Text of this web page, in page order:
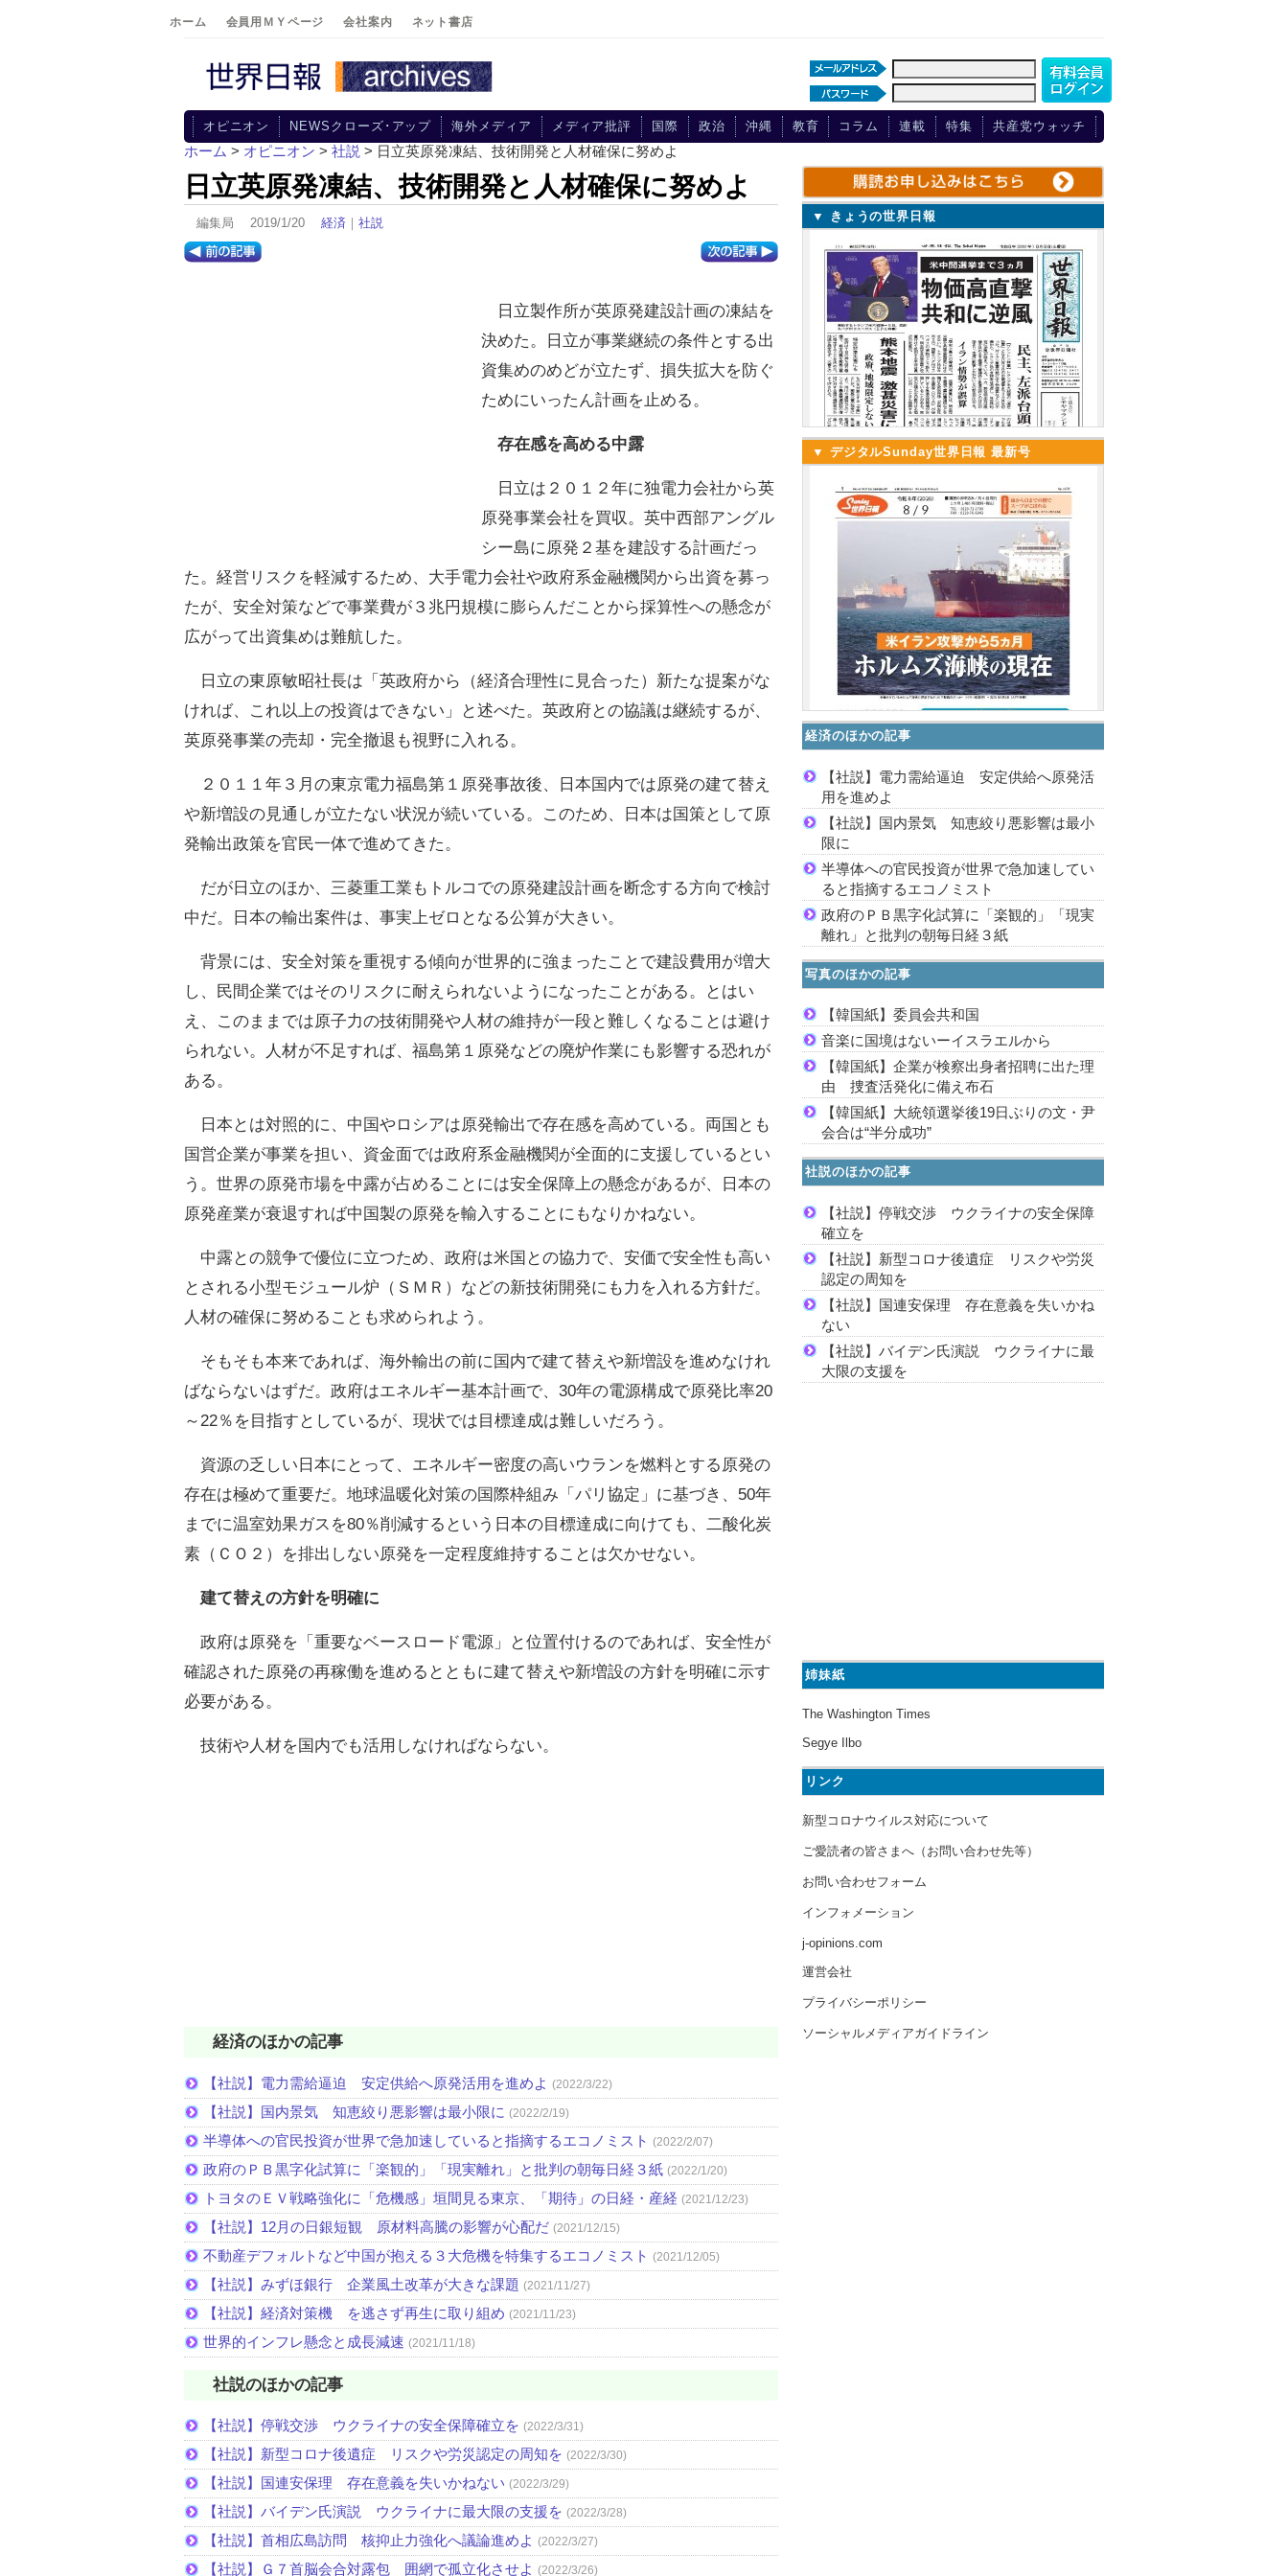
ホーム 会員用ＭＹページ 会社案内 ネット書店
オピニオン NEWSクローズ･アップ 海外メディア メディア批評 国際 政治 沖縄 教育 コラム 連載 特集 共産党ウォッチ
ホーム > オピニオン > 社説 > 日立英原発凍結、技術開発と人材確保に努めよ
日立英原発凍結、技術開発と人材確保に努めよ
編集局 2019/1/20 経済 ｜ 社説
日立製作所が英原発建設計画の凍結を
決めた。日立が事業継続の条件とする出
資集めのめどが立たず、損失拡大を防ぐ
ためにいったん計画を止める。
存在感を高める中露
日立は２０１２年に独電力会社から英
原発事業会社を買収。英中西部アングル
シー島に原発２基を建設する計画だっ
た。経営リスクを軽減するため、大手電力会社や政府系金融機関から出資を募っ
たが、安全対策などで事業費が３兆円規模に膨らんだことから採算性への懸念が
広がって出資集めは難航した。
日立の東原敏昭社長は「英政府から（経済合理性に見合った）新たな提案がな
ければ、これ以上の投資はできない」と述べた。英政府との協議は継続するが、
英原発事業の売却・完全撤退も視野に入れる。
２０１１年３月の東京電力福島第１原発事故後、日本国内では原発の建て替え
や新増設の見通しが立たない状況が続いている。このため、日本は国策として原
発輸出政策を官民一体で進めてきた。
だが日立のほか、三菱重工業もトルコでの原発建設計画を断念する方向で検討
中だ。日本の輸出案件は、事実上ゼロとなる公算が大きい。
背景には、安全対策を重視する傾向が世界的に強まったことで建設費用が増大
し、民間企業ではそのリスクに耐えられないようになったことがある。とはい
え、このままでは原子力の技術開発や人材の維持が一段と難しくなることは避け
られない。人材が不足すれば、福島第１原発などの廃炉作業にも影響する恐れが
ある。
日本とは対照的に、中国やロシアは原発輸出で存在感を高めている。両国とも
国営企業が事業を担い、資金面では政府系金融機関が全面的に支援しているとい
う。世界の原発市場を中露が占めることには安全保障上の懸念があるが、日本の
原発産業が衰退すれば中国製の原発を輸入することにもなりかねない。
中露との競争で優位に立つため、政府は米国との協力で、安価で安全性も高い
とされる小型モジュール炉（ＳＭＲ）などの新技術開発にも力を入れる方針だ。
人材の確保に努めることも求められよう。
そもそも本来であれば、海外輸出の前に国内で建て替えや新増設を進めなけれ
ばならないはずだ。政府はエネルギー基本計画で、30年の電源構成で原発比率20
～22％を目指すとしているが、現状では目標達成は難しいだろう。
資源の乏しい日本にとって、エネルギー密度の高いウランを燃料とする原発の
存在は極めて重要だ。地球温暖化対策の国際枠組み「パリ協定」に基づき、50年
までに温室効果ガスを80％削減するという日本の目標達成に向けても、二酸化炭
素（ＣＯ２）を排出しない原発を一定程度維持することは欠かせない。
建て替えの方針を明確に
政府は原発を「重要なベースロード電源」と位置付けるのであれば、安全性が
確認された原発の再稼働を進めるとともに建て替えや新増設の方針を明確に示す
必要がある。
技術や人材を国内でも活用しなければならない。
経済のほかの記事
【社説】電力需給逼迫 安定供給へ原発活用を進めよ (2022/3/22)
【社説】国内景気 知恵絞り悪影響は最小限に (2022/2/19)
半導体への官民投資が世界で急加速していると指摘するエコノミスト (2022/2/07)
政府のＰＢ黒字化試算に「楽観的」「現実離れ」と批判の朝毎日経３紙 (2022/1/20)
トヨタのＥＶ戦略強化に「危機感」垣間見る東京、「期待」の日経・産経 (2021/12/23)
【社説】12月の日銀短観 原材料高騰の影響が心配だ (2021/12/15)
不動産デフォルトなど中国が抱える３大危機を特集するエコノミスト (2021/12/05)
【社説】みずほ銀行 企業風土改革が大きな課題 (2021/11/27)
【社説】経済対策機 を逃さず再生に取り組め (2021/11/23)
世界的インフレ懸念と成長減速 (2021/11/18)
社説のほかの記事
【社説】停戦交渉 ウクライナの安全保障確立を (2022/3/31)
【社説】新型コロナ後遺症 リスクや労災認定の周知を (2022/3/30)
【社説】国連安保理 存在意義を失いかねない (2022/3/29)
【社説】バイデン氏演説 ウクライナに最大限の支援を (2022/3/28)
【社説】首相広島訪問 核抑止力強化へ議論進めよ (2022/3/27)
【社説】Ｇ７首脳会合対露包 囲網で孤立化させよ (2022/3/26)
▼ きょうの世界日報
▼ デジタルSunday世界日報 最新号
経済のほかの記事
【社説】電力需給逼迫 安定供給へ原発活
用を進めよ
【社説】国内景気 知恵絞り悪影響は最小
限に
半導体への官民投資が世界で急加速してい
ると指摘するエコノミスト
政府のＰＢ黒字化試算に「楽観的」「現実
離れ」と批判の朝毎日経３紙
写真のほかの記事
【韓国紙】委員会共和国
音楽に国境はないーイスラエルから
【韓国紙】企業が検察出身者招聘に出た理
由 捜査活発化に備え布石
【韓国紙】大統領選挙後19日ぶりの文・尹
会合は“半分成功”
社説のほかの記事
【社説】停戦交渉 ウクライナの安全保障
確立を
【社説】新型コロナ後遺症 リスクや労災
認定の周知を
【社説】国連安保理 存在意義を失いかね
ない
【社説】バイデン氏演説 ウクライナに最
大限の支援を
姉妹紙
The Washington Times
Segye Ilbo
リンク
新型コロナウイルス対応について
ご愛読者の皆さまへ（お問い合わせ先等）
お問い合わせフォーム
インフォメーション
j-opinions.com
運営会社
プライバシーポリシー
ソーシャルメディアガイドライン